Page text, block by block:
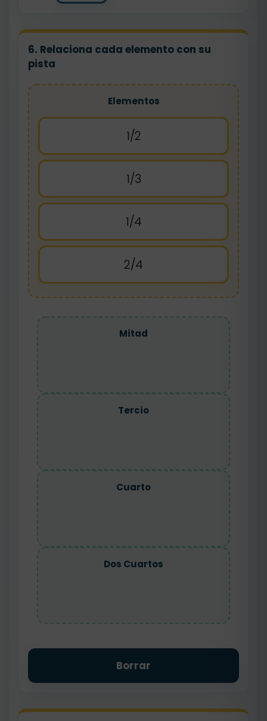
6. Relaciona cada elemento con su
pista
Elementos
1/2
1/3
1/4
2/4
Mitad
Tercio
Cuarto
Dos Cuartos
Borrar